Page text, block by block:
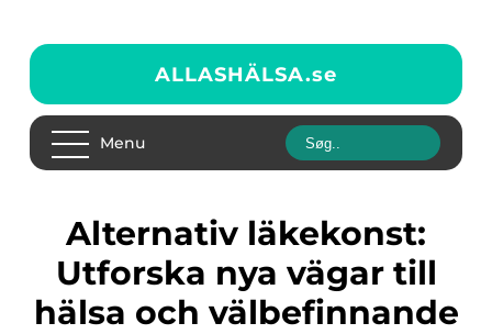
ALLASHÄLSA.se
Menu
Alternativ läkekonst:
Utforska nya vägar till
hälsa och välbefinnande